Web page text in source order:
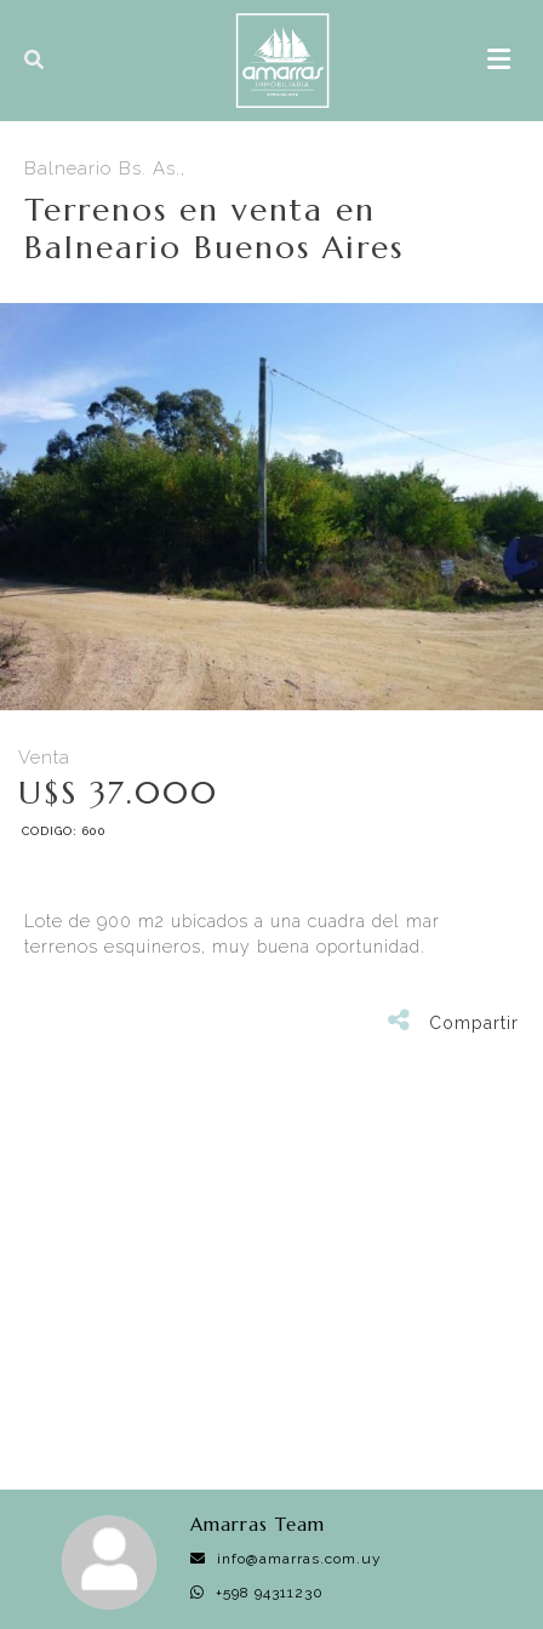
Balneario Bs. As.,
Terrenos en venta en
Balneario Buenos Aires
Venta
U$S 37.000
CODIGO: 600
Lote de 900 m2 ubicados a una cuadra del mar
terrenos esquineros, muy buena oportunidad.
Compartir
Amarras Team
info@amarras.com.uy
+598 94311230